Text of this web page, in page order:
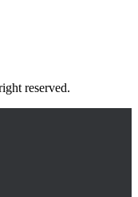
reserved.